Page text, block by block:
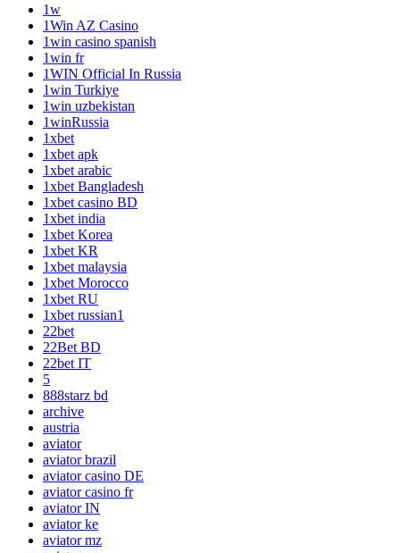
1w
1Win AZ Casino
1win casino spanish
1win fr
1WIN Official In Russia
1win Turkiye
1win uzbekistan
1winRussia
1xbet
1xbet apk
1xbet arabic
1xbet Bangladesh
1xbet casino BD
1xbet india
1xbet Korea
1xbet KR
1xbet malaysia
1xbet Morocco
1xbet RU
1xbet russian1
22bet
22Bet BD
22bet IT
5
888starz bd
archive
austria
aviator
aviator brazil
aviator casino DE
aviator casino fr
aviator IN
aviator ke
aviator mz